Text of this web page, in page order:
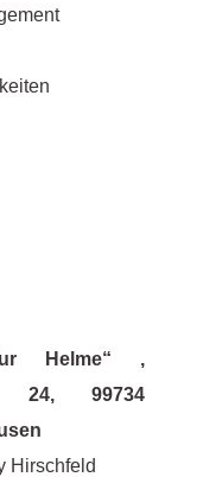
Helme“ ,
24, 99734
Hirschfeld